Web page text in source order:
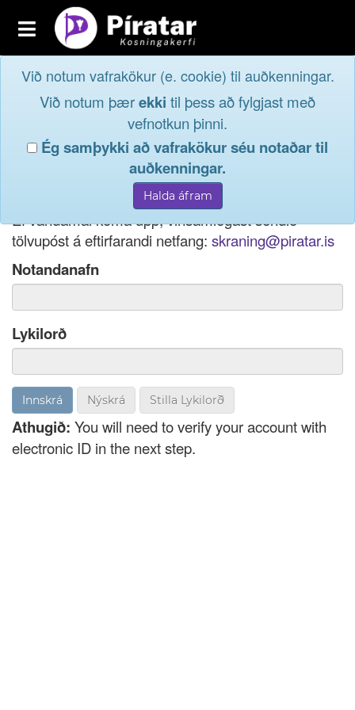
Toggle
navigation
Aðildarfélög
Innskrá
Við notum vafrakökur (e. cookie) til auðkenningar.
Við notum þærekki til þess að fylgjast með
vefnotkun þinni.
Ég samþykki að vafrakökur séu notaðar til
auðkenningar.
Innskráog taktu þátt í
lýðræðinu...
Ef þú hefur gleymt notendanafni þínu, þá má einnig
nota netfang eða kennitölu til innskráningar.
Ef vandamál koma upp, vinsamlegast sendið
tölvupóst á eftirfarandi netfang: skraning@piratar.is
Notandanafn
Lykilorð
Nýskrá Stilla Lykilorð
Athugið: You will need to verify your account with
electronic ID in the next step.